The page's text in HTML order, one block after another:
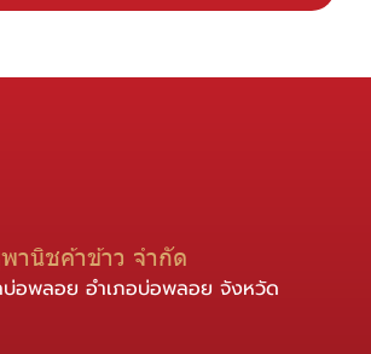
านิชค้าข้าว จำกัด
อพลอย อำเภอบ่อพลอย จังหวัด